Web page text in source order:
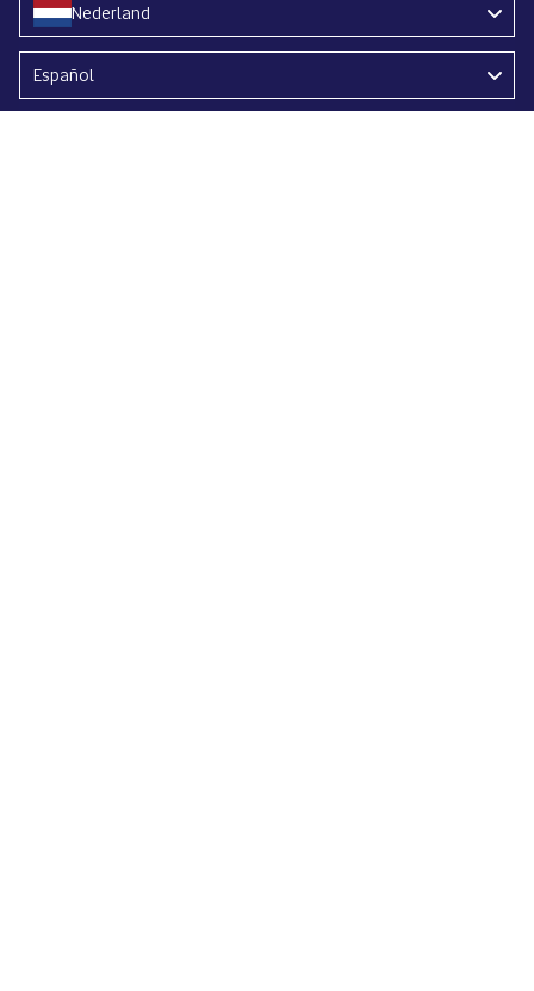
Nederland
Español